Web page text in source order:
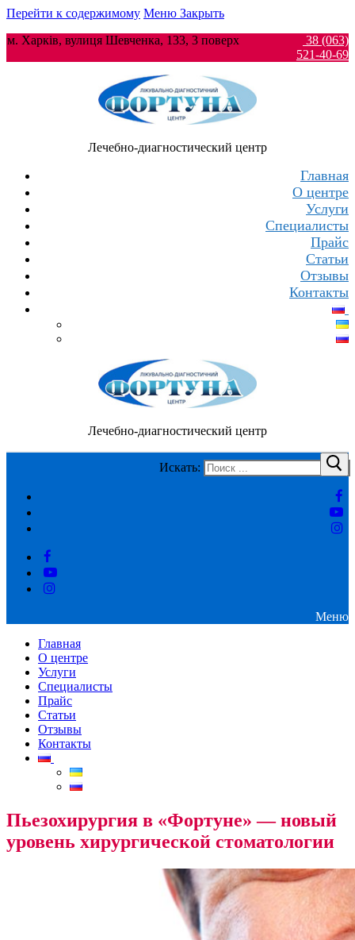
Перейти к содержимому Меню Закрыть
м. Харків, вулиця Шевченка, 133, 3 поверх
38 (063)
521-40-69
Лечебно-диагностический центр
Главная
О центре
Услуги
Специалисты
Прайс
Статьи
Отзывы
Контакты
Лечебно-диагностический центр
Искать:
Меню
Главная
О центре
Услуги
Специалисты
Прайс
Статьи
Отзывы
Контакты
Пьезохирургия в «Фортуне» — новый
уровень хирургической стоматологии